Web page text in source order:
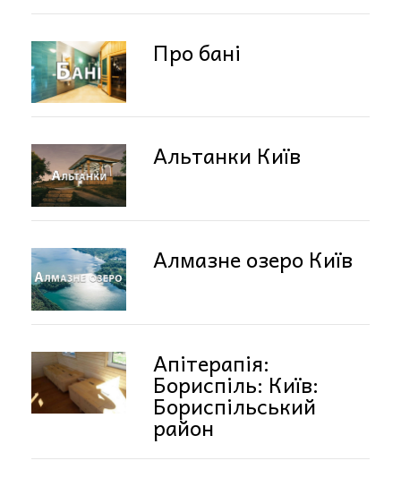
Про бані
Альтанки Київ
Алмазне озеро Київ
Апітерапія:
Бориспіль: Київ:
Бориспільський
район